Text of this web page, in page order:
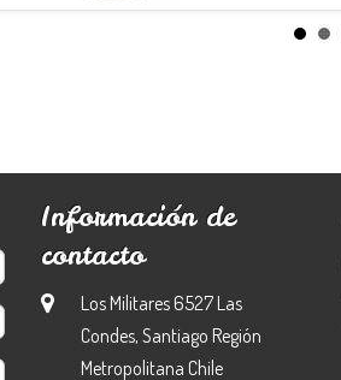
Información de
contacto
Los Militares 6527 Las
Condes, Santiago Región
Metropolitana Chile